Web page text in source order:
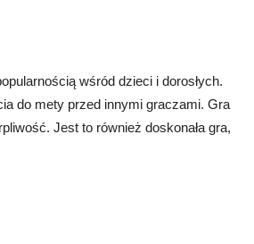
wśród dzieci i dorosłych.
do mety przed innymi graczami. Gra
Jest to również doskonała gra,